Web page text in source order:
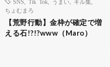
SNS
Tik Tok うまい キル集
ちょむまろ
【荒野行動】金枠が確定で増
える石!?!?www（Maro）